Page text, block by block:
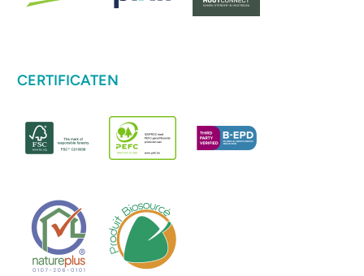
CERTIFICATEN